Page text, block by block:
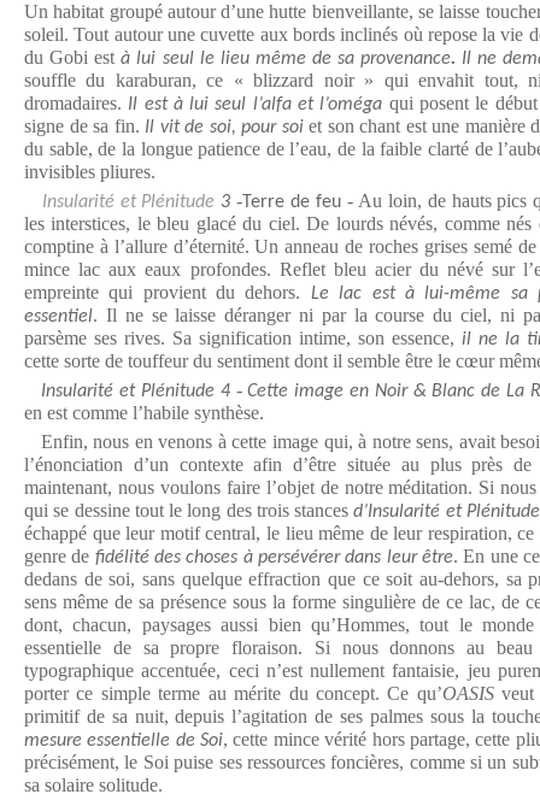
Un habitat groupé autour d’une hutte bienveillante, se laisse
soleil. Tout autour une cuvette aux bords inclinés où repose la vie
du Gobi està lui seul le lieu même de sa provenance. Il ne
souffle du karaburan, ce « blizzard noir » qui envahit tout,
dromadaires. Il est à lui seul l’alfa et l’oméga qui posent le
signe de sa fin. Il vit de soi, pour soiet son chant est une manière
du sable, de la longue patience de l’eau, de la faible clarté de
invisibles pliures.
Insularité et Plénitude 3 - Terre de feu - Au loin, de hauts pics
les interstices, le bleu glacé du ciel. De lourds névés, comme nés
comptine à l’allure d’éternité. Un anneau de roches grises semé
mince lac aux eaux profondes. Reflet bleu acier du névé sur
empreinte qui provient du dehors. Le lac est à lui-même sa
essentiel. Il ne se laisse déranger ni par la course du ciel, ni
parsème ses rives. Sa signification intime, son essence, il ne la
cette sorte de touffeur du sentiment dont il semble être le cœur
Insularité et Plénitude 4-Cette image en Noir & Blanc de La
en est comme l’habile synthèse.
Enfin, nous en venons à cette image qui, à notre sens, avait
l’énonciation d’un contexte afin d’être située au plus près
maintenant, nous voulons faire l’objet de notre méditation. Si
qui se dessine tout le long des trois stancesd’Insularité et Plénitude
échappé que leur motif central, le lieu même de leur respiration, ce
genre de fidélité des choses à persévérer dans leur être. En une
dedans de soi, sans quelque effraction que ce soit au-dehors, sa
sens même de sa présence sous la forme singulière de ce lac, de
dont, chacun, paysages aussi bien qu’Hommes, tout le
essentielle de sa propre floraison. Si nous donnons au
typographique accentuée, ceci n’est nullement fantaisie, jeu
porter ce simple terme au mérite du concept. Ce qu’OASISveut
primitif de sa nuit, depuis l’agitation de ses palmes sous la
mesure essentielle de Soi, cette mince vérité hors partage, cette
précisément, le Soi puise ses ressources foncières, comme si un
sa solaire solitude.